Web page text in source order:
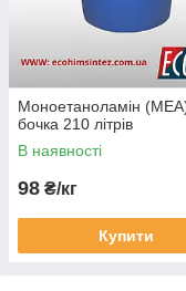
Моноетаноламін
бочка 210 літрів
В наявності
98 ₴/кг
Купити